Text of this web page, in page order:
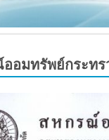
มทรัพย์กระทร